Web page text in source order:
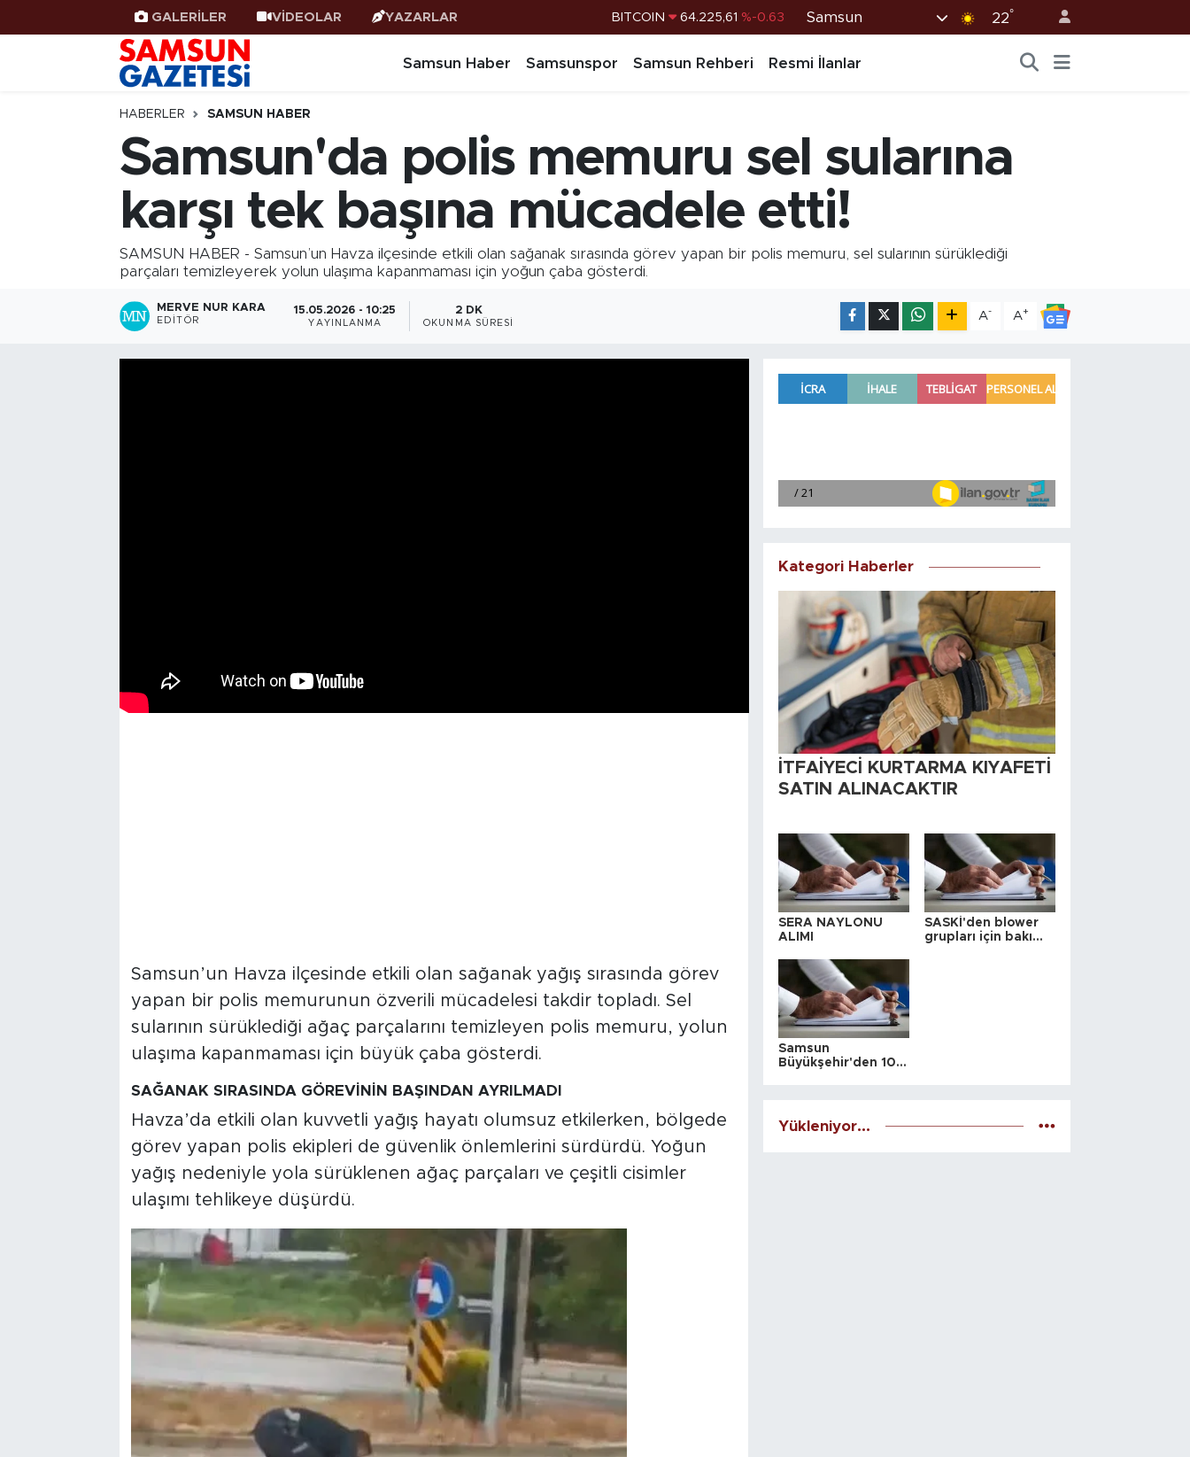
GALERİLER VİDEOLAR YAZARLAR DOLAR 47,7143 %0.16
BİST100 13.799 %70
BITCOIN 64.225,61 %-0.63
Samsun 22°
Samsun Haber Samsunspor Samsun Rehberi Resmi İlanlar
HABERLER SAMSUN HABER
Samsun'da polis memuru sel sularına
karşı tek başına mücadele etti!
SAMSUN HABER - Samsun’un Havza ilçesinde etkili olan sağanak sırasında görev yapan bir polis memuru, sel sularının sürüklediği
parçaları temizleyerek yolun ulaşıma kapanmaması için yoğun çaba gösterdi.
MERVE NUR KARA
EDITÖR
15.05.2026 - 10:25
YAYINLANMA
2 DK
OKUNMA SÜRESI
A- A+
Samsun’un Havza ilçesinde etkili olan sağanak yağış sırasında görev
yapan bir polis memurunun özverili mücadelesi takdir topladı. Sel
sularının sürüklediği ağaç parçalarını temizleyen polis memuru, yolun
ulaşıma kapanmaması için büyük çaba gösterdi.
SAĞANAK SIRASINDA GÖREVİNİN BAŞINDAN AYRILMADI
Havza’da etkili olan kuvvetli yağış hayatı olumsuz etkilerken, bölgede
görev yapan polis ekipleri de güvenlik önlemlerini sürdürdü. Yoğun
yağış nedeniyle yola sürüklenen ağaç parçaları ve çeşitli cisimler
ulaşımı tehlikeye düşürdü.
Kategori Haberler
İTFAİYECİ KURTARMA KIYAFETİ
SATIN ALINACAKTIR
SERA NAYLONU
ALIMI
SASKİ'den blower
grupları için bakım
Samsun
Büyükşehir'den 10
Yükleniyor...
Samsun Haber
Samsunspor
Samsun Rehberi
Resmi İlanlar
Samsun Nöbetçi Eczaneler
Samsun Hava Durumu
SAMSUN Namaz Vakitleri
Samsun Trafik Yoğunluk Haritası
Süper Lig Puan Durumu ve Fikstür